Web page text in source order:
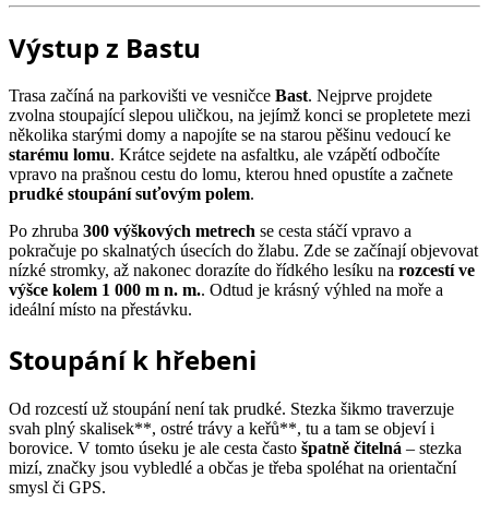
Výstup z Bastu
Trasa začíná na parkovišti ve vesničce Bast. Nejprve projdete
zvolna stoupající slepou uličkou, na jejímž konci se propletete mezi
několika starými domy a napojíte se na starou pěšinu vedoucí ke
starému lomu. Krátce sejdete na asfaltku, ale vzápětí odbočíte
vpravo na prašnou cestu do lomu, kterou hned opustíte a začnete
prudké stoupání suťovým polem.
Po zhruba 300 výškových metrech se cesta stáčí vpravo a
pokračuje po skalnatých úsecích do žlabu. Zde se začínají objevovat
nízké stromky, až nakonec dorazíte do řídkého lesíku na rozcestí ve
výšce kolem 1 000 m n. m.. Odtud je krásný výhled na moře a
ideální místo na přestávku.
Stoupání k hřebeni
Od rozcestí už stoupání není tak prudké. Stezka šikmo traverzuje
svah plný skalisek**, ostré trávy a keřů**, tu a tam se objeví i
borovice. V tomto úseku je ale cesta často špatně čitelná – stezka
mizí, značky jsou vybledlé a občas je třeba spoléhat na orientační
smysl či GPS.